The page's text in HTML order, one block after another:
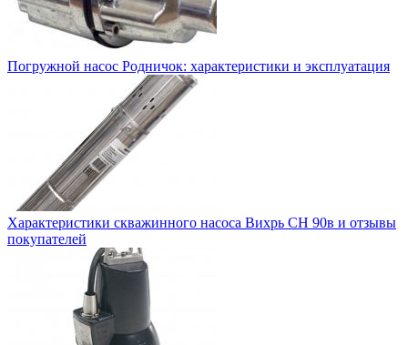
Погружной насос Родничок: характеристики и эксплуатация
Характеристики скважинного насоса Вихрь СН 90в и отзывы
покупателей